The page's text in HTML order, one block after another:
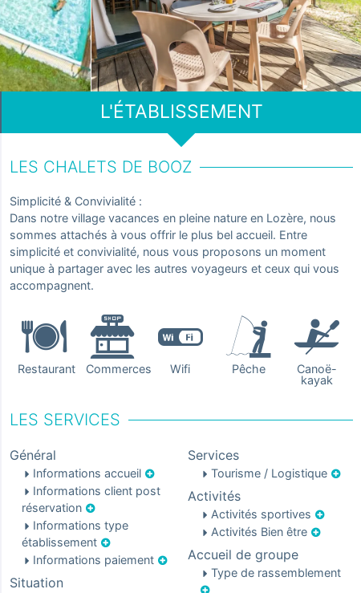
L'ÉTABLISSEMENT
LES CHALETS DE BOOZ
Simplicité & Convivialité :
Dans notre village vacances en pleine nature en Lozère, nous
sommes attachés à vous offrir le plus bel accueil. Entre
simplicité et convivialité, nous vous proposons un moment
unique à partager avec les autres voyageurs et ceux qui vous
accompagnent.
Restaurant Commerces Wifi Pêche
Canoë-
kayak
LES SERVICES
Général
Informations accueil
Informations client post
réservation
Informations type
établissement
Informations paiement
Situation
Services
Tourisme / Logistique
Activités
Activités sportives
Activités Bien être
Accueil de groupe
Type de rassemblement